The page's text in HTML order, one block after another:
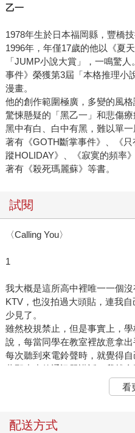
乙一
1978年生於日本福岡縣，豐橋技
1996年，年僅17歲的他以《夏
「JUMP小說大賞」，一鳴驚
事件》榮獲第3屆「本格推理小
漫畫。
他的創作範圍極廣，多變的風
驚悚懸疑的「黑乙一」和悲傷
黑中有白、白中有黑，難以單一
著有《GOTH斷掌事件》、《
蹤HOLIDAY》、《寂寞的頻率
著有《殺死瑪麗蘇》等書。
試閱
〈Calling You〉
1
我大概是這所高中裡唯一一個
KTV，也沒拍過大頭貼，連我
少見了。
雖然校規禁止，但是事實上，
說，每當同學在教室裡故意拿
每次聽到來電鈴聲時，就覺得
著那小小的通訊器講話，我就
教室裡所有人都透過手機網絡
聊地踢踢小石頭。
看
配送方式